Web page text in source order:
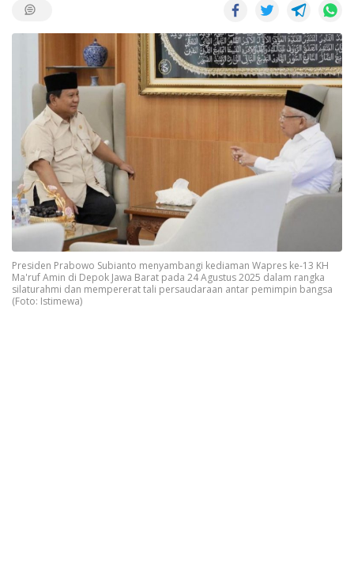
Presiden Prabowo Subianto menyambangi kediaman Wapres ke-13 KH
Ma'ruf Amin di Depok Jawa Barat pada 24 Agustus 2025 dalam rangka
silaturahmi dan mempererat tali persaudaraan antar pemimpin bangsa
(Foto: Istimewa)